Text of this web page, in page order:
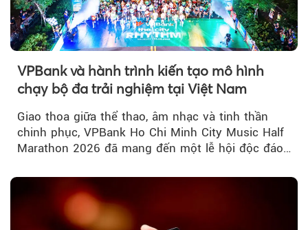
VPBank và hành trình kiến tạo mô hình
chạy bộ đa trải nghiệm tại Việt Nam
Giao thoa giữa thể thao, âm nhạc và tinh thần
chinh phục, VPBank Ho Chi Minh City Music Half
Marathon 2026 đã mang đến một lễ hội độc đáo